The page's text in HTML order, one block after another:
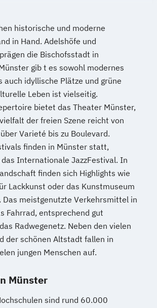
historische und moderne
in Hand. Adelshöfe und
die Bischofsstadt in
gib t es sowohl modernes
auch idyllische Plätze und grüne
Leben ist vielseitig.
bietet das Theater Münster,
der freien Szene reicht von
Varieté bis zu Boulevard.
finden in Münster statt,
Internationale JazzFestival. In
finden sich Highlights wie
Lackkunst oder das Kunstmuseum
Das meistgenutzte Verkehrsmittel in
Fahrrad, entsprechend gut
Radwegenetz. Neben den vielen
der schönen Altstadt fallen in
jungen Menschen auf.
Münster
sind rund 60.000